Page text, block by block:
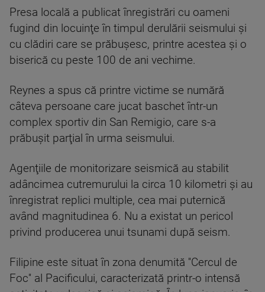
Presa locală a publicat înregistrări cu oameni
fugind din locuinţe în timpul derulării seismului şi
cu clădiri care se prăbuşesc, printre acestea şi o
biserică cu peste 100 de ani vechime.
Reynes a spus că printre victime se numără
câteva persoane care jucat baschet într-un
complex sportiv din San Remigio, care s-a
prăbuşit parţial în urma seismului.
Agenţiile de monitorizare seismică au stabilit
adâncimea cutremurului la circa 10 kilometri şi au
înregistrat replici multiple, cea mai puternică
având magnitudinea 6. Nu a existat un pericol
privind producerea unui tsunami după seism.
Filipine este situat în zona denumită ''Cercul de
Foc'' al Pacificului, caracterizată printr-o intensă